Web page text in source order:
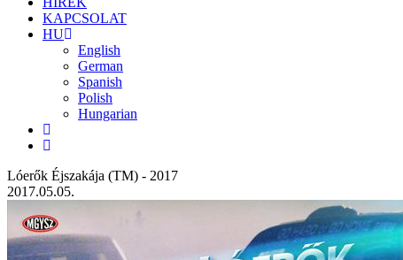
KAPCSOLAT
HU
English
German
Spanish
Polish
Hungarian
Lóerők Éjszakája (TM) - 2017
2017.05.05.